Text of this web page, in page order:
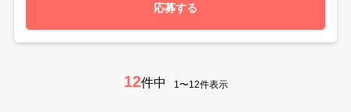
応募する
12件中 1〜12件表示